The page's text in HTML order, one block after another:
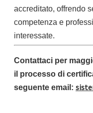
accreditato, offrendo
competenza e
interessate.
Contattaci per
il processo di
seguente email: